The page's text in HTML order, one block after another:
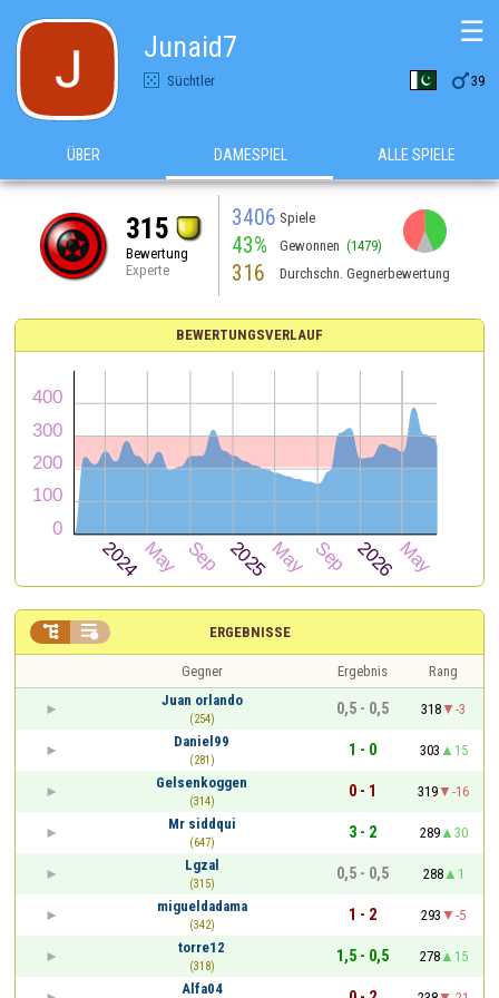
Junaid7
Süchtler 39
☰
ÜBER DAMESPIEL ALLE SPIELE
315
Bewertung
Experte
3406 Spiele
43% Gewonnen (1479)
316 Durchschn. Gegnerbewertung
BEWERTUNGSVERLAUF
ERGEBNISSE
 
Gegner Ergebnis
Rang
Juan orlando
(254)
0,5 - 0,5 318
-3
Daniel99
(281)
1 - 0 303
15
Gelsenkoggen
(314)
0 - 1 319
-16
Mr siddqui
(647)
3 - 2 289
30
Lgzal
(315)
0,5 - 0,5 288
1
migueldadama
(342)
1 - 2 293
-5
torre12
(318)
1,5 - 0,5 278
15
Alfa04